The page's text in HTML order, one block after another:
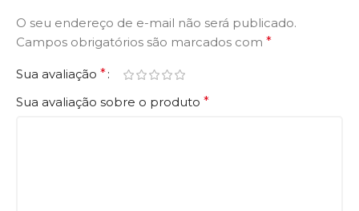
O seu endereço de e-mail não será publicado.
Campos obrigatórios são marcados com *
Sua avaliação *
Sua avaliação sobre o produto *